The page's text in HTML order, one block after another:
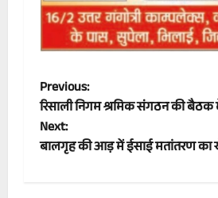
P
o
s
Previous:
रिसाली निगम श्रमिक संगठन की बैठक
Next:
बालगृह की आड़ में ईसाई मतांतरण